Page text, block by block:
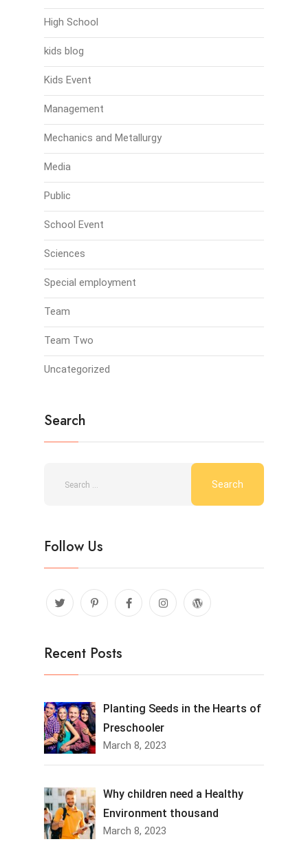
High School
kids blog
Kids Event
Management
Mechanics and Metallurgy
Media
Public
School Event
Sciences
Special employment
Team
Team Two
Uncategorized
Search
Follow Us
Recent Posts
Planting Seeds in the Hearts of
Preschooler
March 8, 2023
Why children need a Healthy
Environment thousand
March 8, 2023